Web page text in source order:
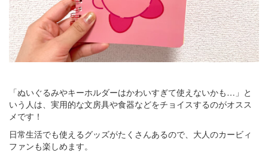
「ぬいぐるみやキーホルダーはかわいすぎて使えないかも…」と
いう人は、実用的な文房具や食器などをチョイスするのがオスス
メです！
日常生活でも使えるグッズがたくさんあるので、大人のカービィ
ファンも楽しめます。